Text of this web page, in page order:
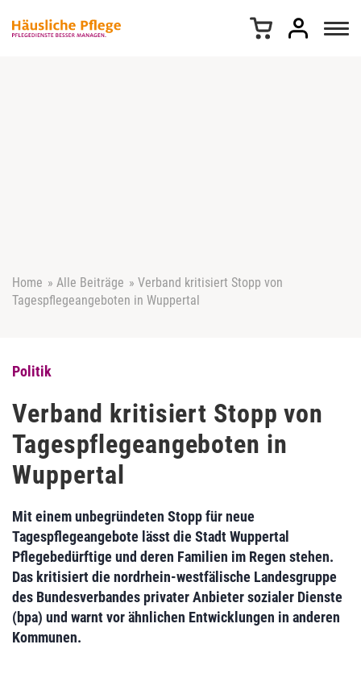
Home » Alle Beiträge » Verband kritisiert Stopp von
Tagespflegeangeboten in Wuppertal
Politik
Verband kritisiert Stopp von
Tagespflegeangeboten in
Wuppertal
Mit einem unbegründeten Stopp für neue
Tagespflegeangebote lässt die Stadt Wuppertal
Pflegebedürftige und deren Familien im Regen stehen.
Das kritisiert die nordrhein-westfälische Landesgruppe
des Bundesverbandes privater Anbieter sozialer Dienste
(bpa) und warnt vor ähnlichen Entwicklungen in anderen
Kommunen.